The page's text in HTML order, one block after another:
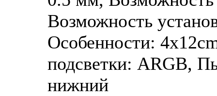
Возможность
Особенности:
подсветки: ARGB,
нижний